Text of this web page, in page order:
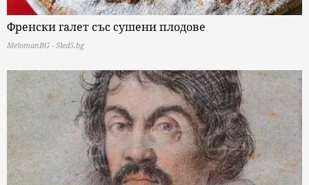
Френски галет със сушени плодове
MelomanBG - Sled5.bg